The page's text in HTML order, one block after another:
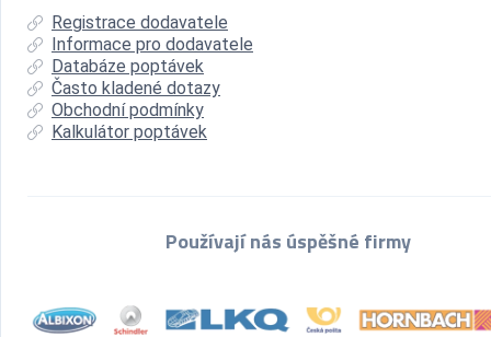
Registrace dodavatele
Informace pro dodavatele
Databáze poptávek
Často kladené dotazy
Obchodní podmínky
Kalkulátor poptávek
Používají nás úspěšné firmy